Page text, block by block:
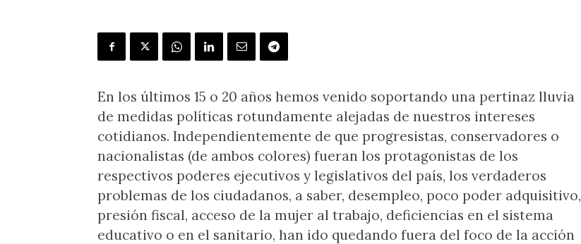
En los últimos 15 o 20 años hemos venido soportando una pertinaz lluvia
de medidas políticas rotundamente alejadas de nuestros intereses
cotidianos. Independientemente de que progresistas, conservadores o
nacionalistas (de ambos colores) fueran los protagonistas de los
respectivos poderes ejecutivos y legislativos del país, los verdaderos
problemas de los ciudadanos, a saber, desempleo, poco poder adquisitivo,
presión fiscal, acceso de la mujer al trabajo, deficiencias en el sistema
educativo o en el sanitario, han ido quedando fuera del foco de la acción